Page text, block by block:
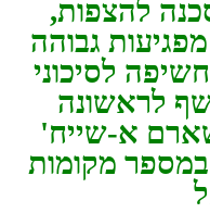
להצפות,
גבוהה
לסיכוני
לראשונה
א-שייח'
במספר מקומות